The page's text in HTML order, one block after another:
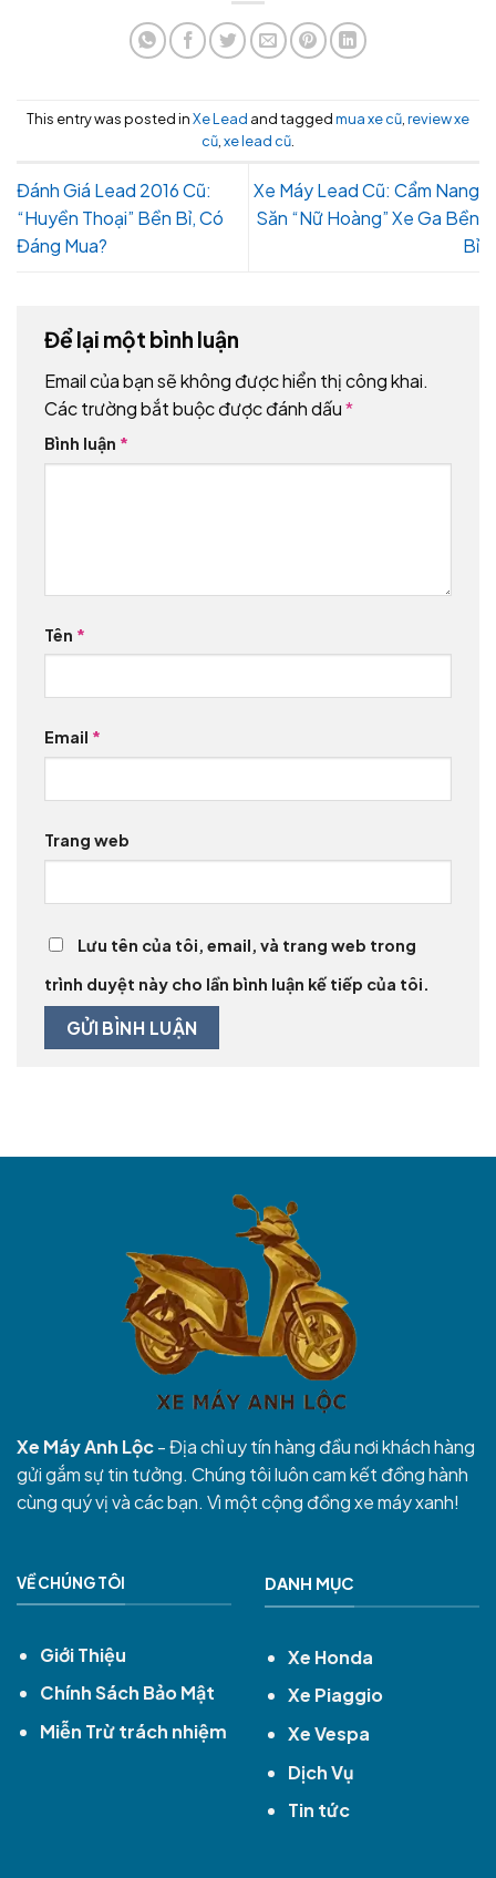
This entry was posted inXe Lead and taggedmua xe cũ,review xe
cũ,xe lead cũ.
Đánh Giá Lead 2016 Cũ:
“Huyền Thoại” Bền Bỉ, Có
Đáng Mua?
Xe Máy Lead Cũ: Cẩm Nang
Săn “Nữ Hoàng” Xe Ga Bền
Bỉ
Để lại một bình luận
Email của bạn sẽ không được hiển thị công khai.
Các trường bắt buộc được đánh dấu*
Bình luận *
Tên *
Email *
Trang web
Lưu tên của tôi, email, và trang web trong
trình duyệt này cho lần bình luận kế tiếp của tôi.
Xe Máy Anh Lộc- Địa chỉ uy tín hàng đầu nơi khách hàng
gửi gắm sự tin tưởng. Chúng tôi luôn cam kết đồng hành
cùng quý vị và các bạn. Vì một cộng đồng xe máy xanh!
VỀ CHÚNG TÔI
Giới Thiệu
Chính Sách Bảo Mật
Miễn Trừ trách nhiệm
DANH MỤC
Xe Honda
Xe Piaggio
Xe Vespa
Dịch Vụ
Tin tức